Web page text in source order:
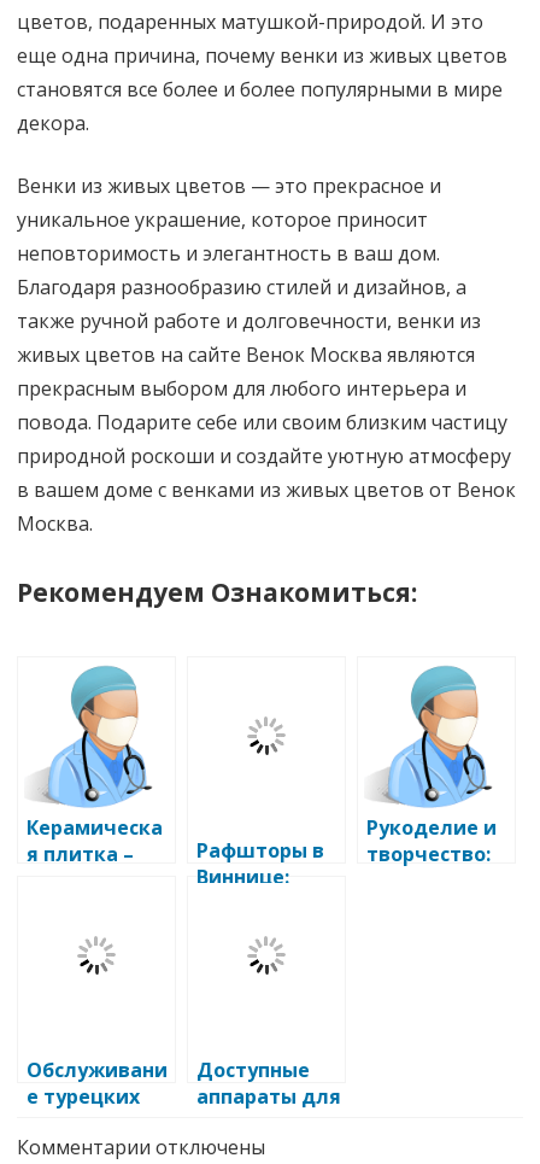
цветов, подаренных матушкой-природой. И это
еще одна причина, почему венки из живых цветов
становятся все более и более популярными в мире
декора.
Венки из живых цветов — это прекрасное и
уникальное украшение, которое приносит
неповторимость и элегантность в ваш дом.
Благодаря разнообразию стилей и дизайнов, а
также ручной работе и долговечности, венки из
живых цветов на сайте Венок Москва являются
прекрасным выбором для любого интерьера и
повода. Подарите себе или своим близким частицу
природной роскоши и создайте уютную атмосферу
в вашем доме с венками из живых цветов от Венок
Москва.
Рекомендуем Ознакомиться:
Керамическа
я плитка –
практичност
Рафшторы в
Виннице:
выбор для
вашего окна
Рукоделие и
творчество:
Обслуживани
е турецких
роскошь и
Доступные
аппараты для
и: цены,
Комментарии котключены